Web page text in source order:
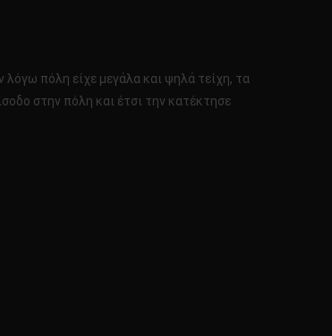
πόλη είχε μεγάλα και ψηλά τείχη, τα
στην πόλη και έτσι την κατέκτησε